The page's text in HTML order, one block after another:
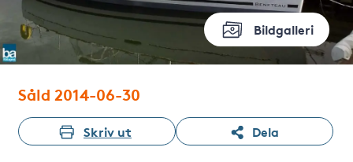
Bildgalleri
Såld 2014-06-30
Skriv ut Dela